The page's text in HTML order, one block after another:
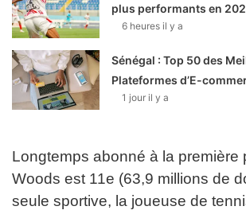
plus performants en
6 heures il y a
Sénégal : Top 50 des
Plateformes d’E-
1 jour il y a
Longtemps abonné à la première
Woods est 11e (63,9 millions de
seule sportive, la joueuse de